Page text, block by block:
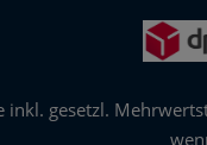
inkl. gesetzl.